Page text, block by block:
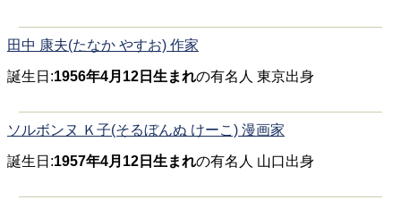
田中 康夫(たなか やすお) 作家
誕生日:1956年4月12日生まれの有名人 東京出身
ソルボンヌ Ｋ子(そるぼんぬ けーこ) 漫画家
誕生日:1957年4月12日生まれの有名人 山口出身